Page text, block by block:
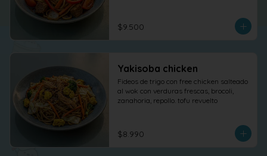
$9.500
Yakisoba chicken
Fideos de trigo con free chicken salteado
al wok con verduras frescas, brocoli,
zanahoria, repollo. tofu revuelto
$8.990